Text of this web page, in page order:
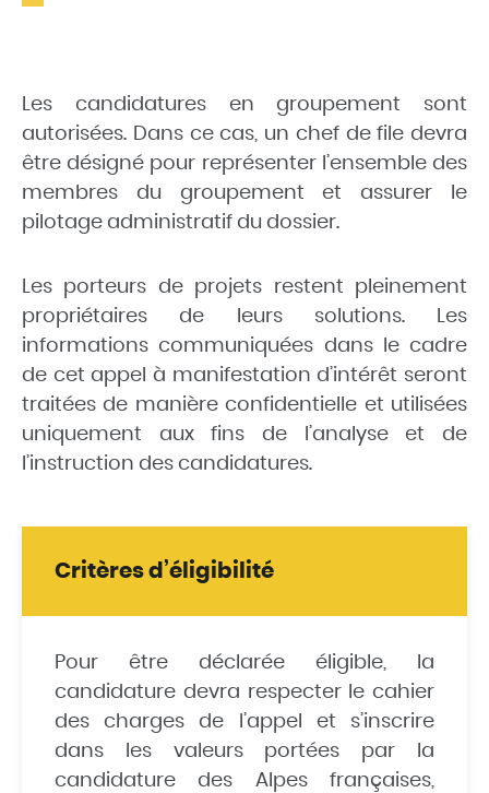
Les candidatures en groupement sont
autorisées. Dans ce cas, un chef de file devra
être désigné pour représenter l’ensemble des
membres du groupement et assurer le
pilotage administratif du dossier.
Les porteurs de projets restent pleinement
propriétaires de leurs solutions. Les
informations communiquées dans le cadre
de cet appel à manifestation d’intérêt seront
traitées de manière confidentielle et utilisées
uniquement aux fins de l’analyse et de
l’instruction des candidatures.
Critères d’éligibilité
Pour être déclarée éligible, la
candidature devra respecter le cahier
des charges de l’appel et s’inscrire
dans les valeurs portées par la
candidature des Alpes françaises,